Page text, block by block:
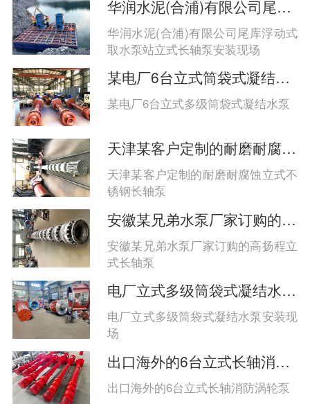
密封与耐久性挑战‌。
设计、材料选型及系统匹配。综合来
看，‌超长液下深度（通常指超过30
米，可达80米至百米级）的长轴泵在
高扬程、耐腐蚀、抗振动和密封可靠
性方面面临更大挑战，需通过分段轴
系、多点支承、高性能材料与智能监
控协同保障长期稳定运行‌。
华润水泥(合浦)有限公司尾库浮动式取水泵站立式长轴泵安装现场
华润水泥(合浦)有限公司尾库浮动式
取水泵站立式长轴泵安装现场
某电厂6台立式筒袋式凝结水泵
某电厂6台立式多级筒袋式凝结水泵
天津某客户定制的耐磨耐腐蚀立式长轴泵
天津某客户定制的耐磨耐腐蚀立式不
锈钢长轴泵
安徽某兄弟水泵厂家订购的高扬程立式长轴泵
安徽某兄弟水泵厂家订购的高扬程立
式长轴泵
电厂立式多级筒袋式凝结水泵安装现场
电厂立式多级筒袋式凝结水泵安装现
场
出口海外的6台立式长轴消防涡轮泵
出口海外的6台立式长轴消防涡轮泵